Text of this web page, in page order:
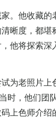
。他收藏的
晰度，都堪
他将探索深
为老照片上
时，他们团
上色师介绍